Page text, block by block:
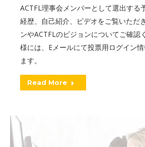
ACTFL理事会メンバーとして選出する
経歴、自己紹介、ビデオをご覧いただ
ンやACTFLのビジョンについてご確認
様には、Eメールにて投票用ログイン
ます。
Read More